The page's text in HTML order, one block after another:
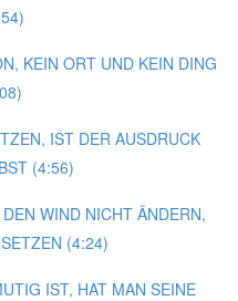
KEIN ORT UND KEIN DING
IST DER AUSDRUCK
(4:56)
WIND NICHT ÄNDERN,
(4:24)
IST, HAT MAN SEINE